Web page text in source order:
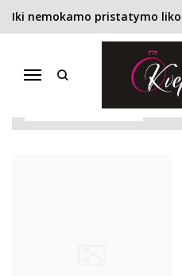
Iki nemokamo pristatymo liko
Navigacija
FENDI
Pirkite pagal gamintoją